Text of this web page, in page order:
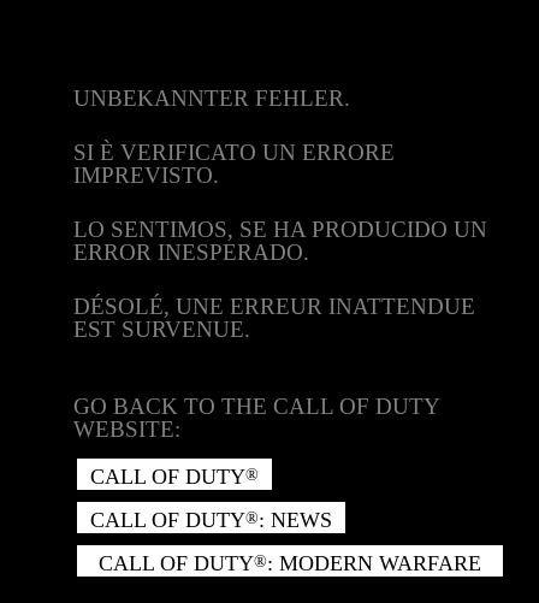
UNBEKANNTER FEHLER.
SI È VERIFICATO UN ERRORE
IMPREVISTO.
LO SENTIMOS, SE HA PRODUCIDO UN
ERROR INESPERADO.
DÉSOLÉ, UNE ERREUR INATTENDUE
EST SURVENUE.
GO BACK TO THE CALL OF DUTY
WEBSITE:
CALL OF DUTY®
CALL OF DUTY®: NEWS
CALL OF DUTY®: MODERN WARFARE